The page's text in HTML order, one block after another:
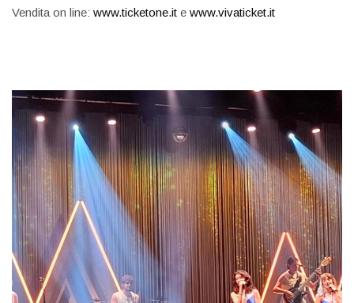
Vendita on line: www.ticketone.it e www.vivaticket.it